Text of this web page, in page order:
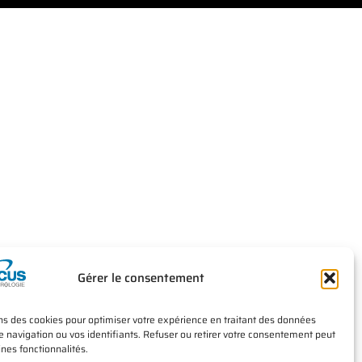
Gérer le consentement
des cookies pour optimiser votre expérience en traitant des données
navigation ou vos identifiants. Refuser ou retirer votre consentement peut
fonctionnalités.